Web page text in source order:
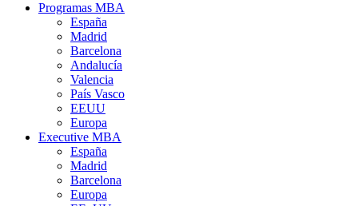
Programas MBA
España
Madrid
Barcelona
Andalucía
Valencia
País Vasco
EEUU
Europa
Executive MBA
España
Madrid
Barcelona
Europa